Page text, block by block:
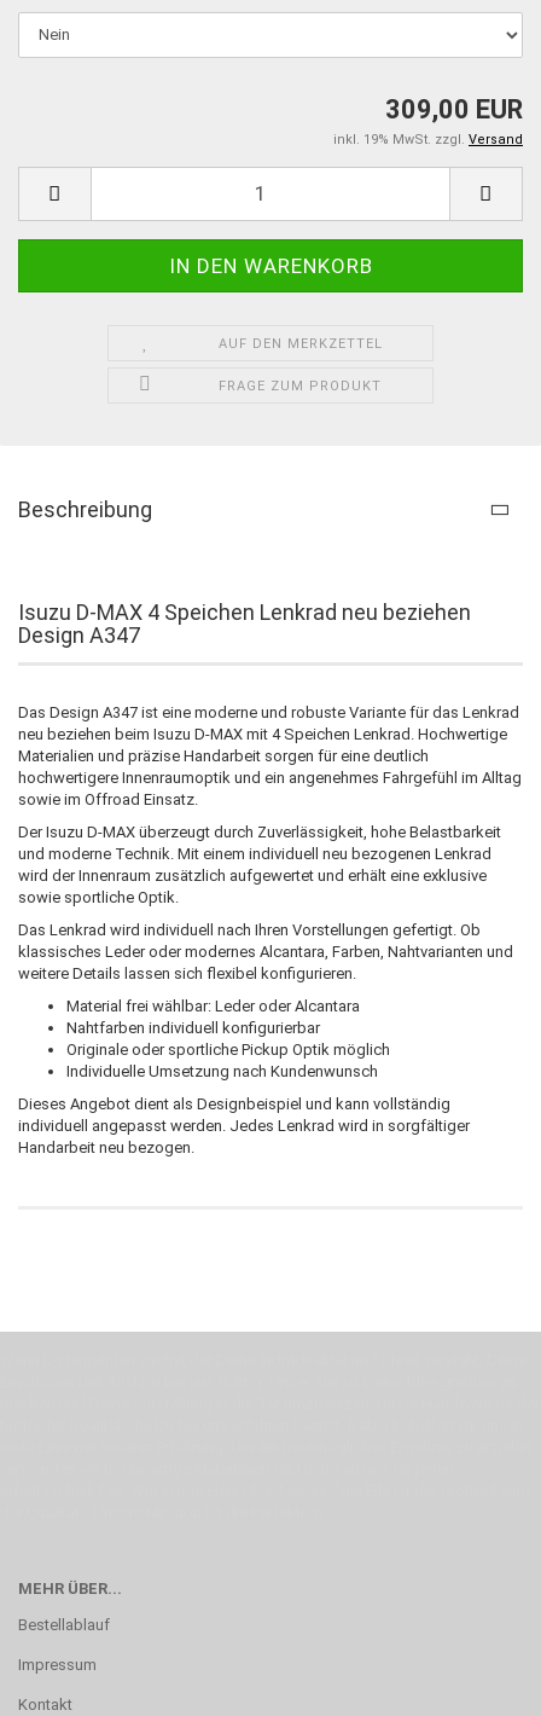
309,00 EUR
inkl. 19% MwSt. zzgl. Versand
AUF DEN MERKZETTEL
FRAGE ZUM PRODUKT
Beschreibung
Isuzu D-MAX 4 Speichen Lenkrad neu beziehen
Design A347
Das Design A347 ist eine moderne und robuste Variante für das Lenkrad
neu beziehen beim Isuzu D-MAX mit 4 Speichen Lenkrad. Hochwertige
Materialien und präzise Handarbeit sorgen für eine deutlich
hochwertigere Innenraumoptik und ein angenehmes Fahrgefühl im Alltag
sowie im Offroad Einsatz.
Der Isuzu D-MAX überzeugt durch Zuverlässigkeit, hohe Belastbarkeit
und moderne Technik. Mit einem individuell neu bezogenen Lenkrad
wird der Innenraum zusätzlich aufgewertet und erhält eine exklusive
sowie sportliche Optik.
Das Lenkrad wird individuell nach Ihren Vorstellungen gefertigt. Ob
klassisches Leder oder modernes Alcantara, Farben, Nahtvarianten und
weitere Details lassen sich flexibel konfigurieren.
Material frei wählbar: Leder oder Alcantara
Nahtfarben individuell konfigurierbar
Originale oder sportliche Pickup Optik möglich
Individuelle Umsetzung nach Kundenwunsch
Dieses Angebot dient als Designbeispiel und kann vollständig
individuell angepasst werden. Jedes Lenkrad wird in sorgfältiger
Handarbeit neu bezogen.
MEHR ÜBER...
Bestellablauf
Impressum
Kontakt